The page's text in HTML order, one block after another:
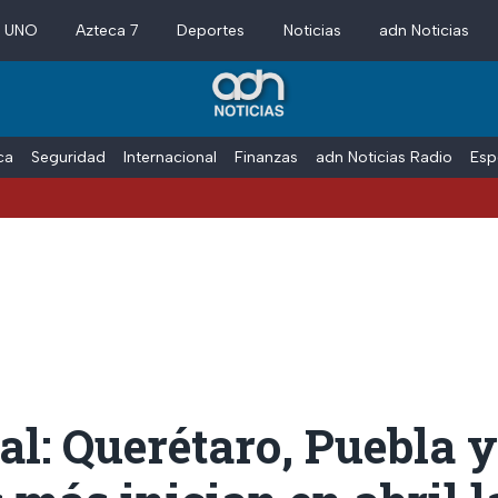
Azteca 7 Deportes Noticias adn Noticias
Seguridad Internacional Finanzas adn Noticias Radio
Querétaro, Puebla